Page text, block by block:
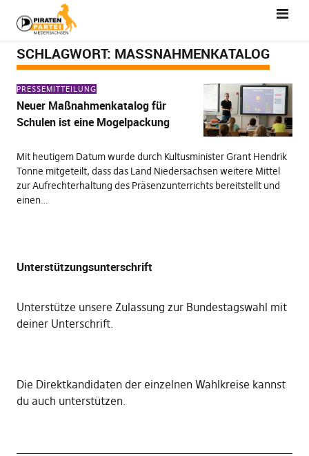
SCHLAGWORT: MASSNAHMENKATALOG
PRESSEMITTEILUNG
Neuer Maßnahmenkatalog für
Schulen ist eine Mogelpackung
Mit heutigem Datum wurde durch Kultusminister Grant Hendrik
Tonne mitgeteilt, dass das Land Niedersachsen weitere Mittel
zur Aufrechterhaltung des Präsenzunterrichts bereitstellt und
einen…
Unterstützungsunterschrift
Unterstütze unsere Zulassung zur Bundestagswahl mit
deiner Unterschrift.
Die Direktkandidaten der einzelnen Wahlkreise kannst
du auch unterstützen.